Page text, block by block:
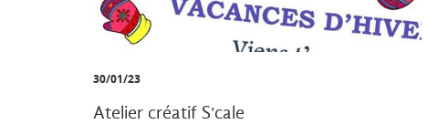
30/01/23
Atelier créatif S'cale